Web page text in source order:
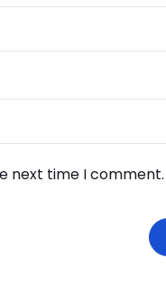
next time I comment.